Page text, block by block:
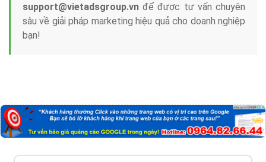
support@vietadsgroup.vn để được tư vấn chuyên
sâu về giải pháp marketing hiệu quả cho doanh nghiệp
bạn!